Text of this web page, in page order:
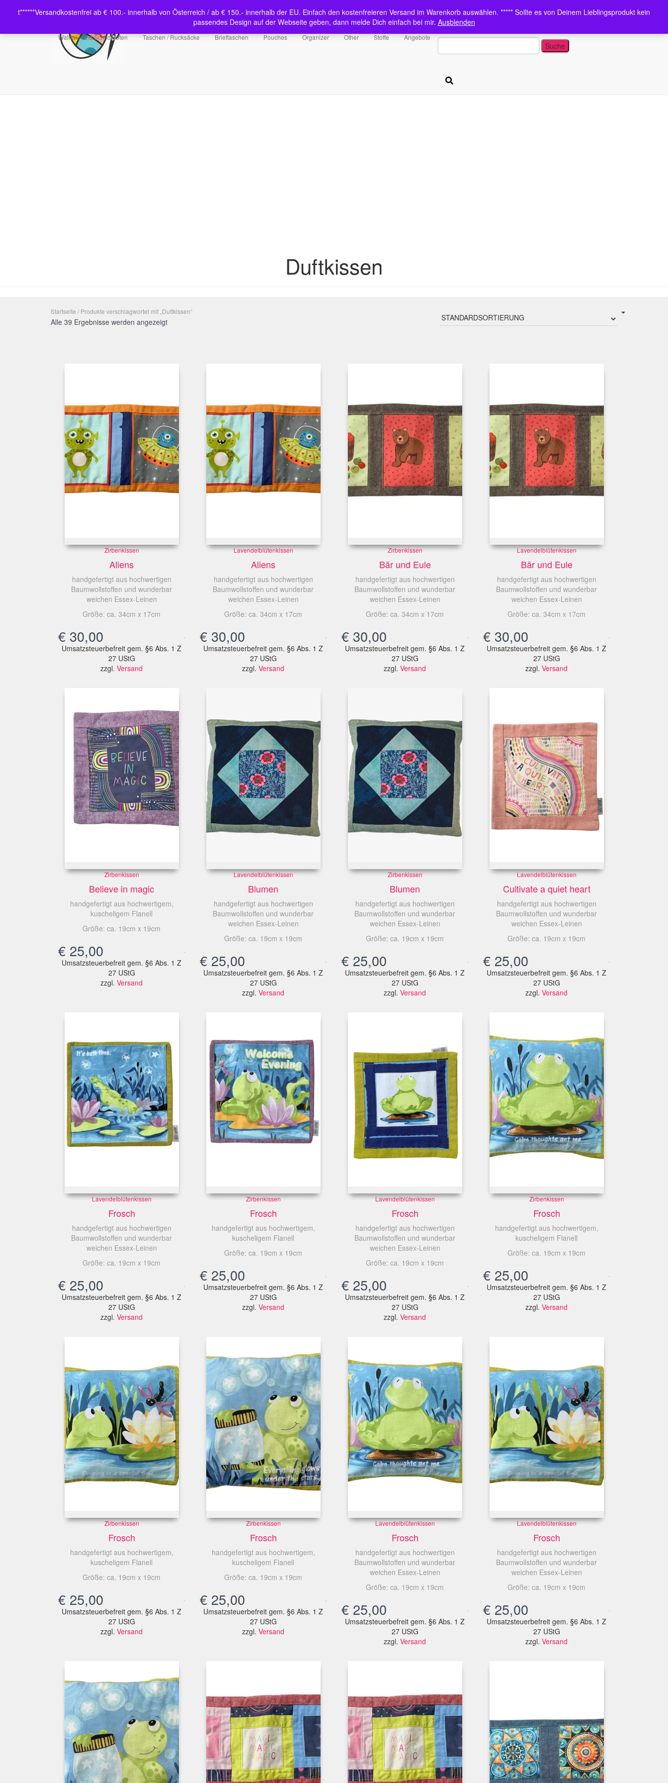
t******Versandkostenfrei ab € 100.- innerhalb von Österreich / ab € 150.- innerhalb der EU. Einfach den kostenfreieren Versand im Warenkorb auswählen. ***** Sollte es von Deinem Lieblingsprodukt kein
passendes Design auf der Webseite geben, dann melde Dich einfach bei mir. Ausblenden
Shop
Walhaie und Schildkröten Taschen / Rucksäcke Brieftaschen Pouches Organizer Other Stoffe Angebote
nach:
Duftkissen
Startseite / Produkte verschlagwortet mit „Duftkissen“
Alle 39 Ergebnisse werden angezeigt
Zirbenkissen
Aliens
handgefertigt aus hochwertigen
Baumwollstoffen und wunderbar
weichen Essex-Leinen
Größe: ca. 34cm x 17cm
€ 30,00
Umsatzsteuerbefreit gem. §6 Abs. 1 Z
27 UStG
zzgl. Versand
Lavendelblütenkissen
Aliens
handgefertigt aus hochwertigen
Baumwollstoffen und wunderbar
weichen Essex-Leinen
Größe: ca. 34cm x 17cm
€ 30,00
Umsatzsteuerbefreit gem. §6 Abs. 1 Z
27 UStG
zzgl. Versand
Zirbenkissen
Bär und Eule
handgefertigt aus hochwertigen
Baumwollstoffen und wunderbar
weichen Essex-Leinen
Größe: ca. 34cm x 17cm
€ 30,00
Umsatzsteuerbefreit gem. §6 Abs. 1 Z
27 UStG
zzgl. Versand
Lavendelblütenkissen
Bär und Eule
handgefertigt aus hochwertigen
Baumwollstoffen und wunderbar
weichen Essex-Leinen
Größe: ca. 34cm x 17cm
€ 30,00
Umsatzsteuerbefreit gem. §6 Abs. 1 Z
27 UStG
zzgl. Versand
Zirbenkissen
Believe in magic
handgefertigt aus hochwertigem,
kuscheligem Flanell
Größe: ca. 19cm x 19cm
€ 25,00
Umsatzsteuerbefreit gem. §6 Abs. 1 Z
27 UStG
zzgl. Versand
Lavendelblütenkissen
Blumen
handgefertigt aus hochwertigen
Baumwollstoffen und wunderbar
weichen Essex-Leinen
Größe: ca. 19cm x 19cm
€ 25,00
Umsatzsteuerbefreit gem. §6 Abs. 1 Z
27 UStG
zzgl. Versand
Zirbenkissen
Blumen
handgefertigt aus hochwertigen
Baumwollstoffen und wunderbar
weichen Essex-Leinen
Größe: ca. 19cm x 19cm
€ 25,00
Umsatzsteuerbefreit gem. §6 Abs. 1 Z
27 UStG
zzgl. Versand
Lavendelblütenkissen
Cultivate a quiet heart
handgefertigt aus hochwertigen
Baumwollstoffen und wunderbar
weichen Essex-Leinen
Größe: ca. 19cm x 19cm
€ 25,00
Umsatzsteuerbefreit gem. §6 Abs. 1 Z
27 UStG
zzgl. Versand
Lavendelblütenkissen
Frosch
handgefertigt aus hochwertigen
Baumwollstoffen und wunderbar
weichen Essex-Leinen
Größe: ca. 19cm x 19cm
€ 25,00
Umsatzsteuerbefreit gem. §6 Abs. 1 Z
27 UStG
zzgl. Versand
Zirbenkissen
Frosch
handgefertigt aus hochwertigem,
kuscheligem Flanell
Größe: ca. 19cm x 19cm
€ 25,00
Umsatzsteuerbefreit gem. §6 Abs. 1 Z
27 UStG
zzgl. Versand
Lavendelblütenkissen
Frosch
handgefertigt aus hochwertigen
Baumwollstoffen und wunderbar
weichen Essex-Leinen
Größe: ca. 19cm x 19cm
€ 25,00
Umsatzsteuerbefreit gem. §6 Abs. 1 Z
27 UStG
zzgl. Versand
Zirbenkissen
Frosch
handgefertigt aus hochwertigem,
kuscheligem Flanell
Größe: ca. 19cm x 19cm
€ 25,00
Umsatzsteuerbefreit gem. §6 Abs. 1 Z
27 UStG
zzgl. Versand
Zirbenkissen
Frosch
handgefertigt aus hochwertigem,
kuscheligem Flanell
Größe: ca. 19cm x 19cm
€ 25,00
Umsatzsteuerbefreit gem. §6 Abs. 1 Z
27 UStG
zzgl. Versand
Zirbenkissen
Frosch
handgefertigt aus hochwertigem,
kuscheligem Flanell
Größe: ca. 19cm x 19cm
€ 25,00
Umsatzsteuerbefreit gem. §6 Abs. 1 Z
27 UStG
zzgl. Versand
Lavendelblütenkissen
Frosch
handgefertigt aus hochwertigen
Baumwollstoffen und wunderbar
weichen Essex-Leinen
Größe: ca. 19cm x 19cm
€ 25,00
Umsatzsteuerbefreit gem. §6 Abs. 1 Z
27 UStG
zzgl. Versand
Lavendelblütenkissen
Frosch
handgefertigt aus hochwertigen
Baumwollstoffen und wunderbar
weichen Essex-Leinen
Größe: ca. 19cm x 19cm
€ 25,00
Umsatzsteuerbefreit gem. §6 Abs. 1 Z
27 UStG
zzgl. Versand